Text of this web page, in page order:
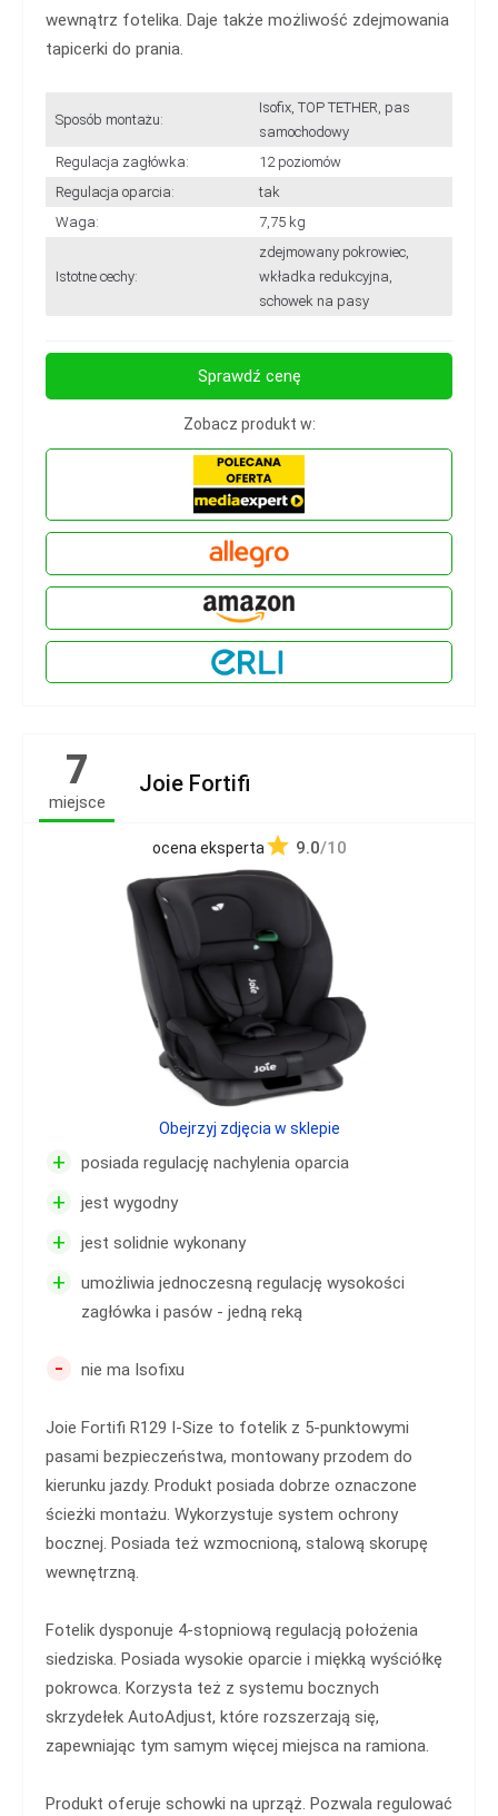
wewnątrz fotelika. Daje także możliwość zdejmowania
tapicerki do prania.
Sposób montażu:
Isofix, TOP TETHER, pas
samochodowy
Regulacja zagłówka:
12 poziomów
Regulacja oparcia:
tak
Waga:
7,75 kg
Istotne cechy:
zdejmowany pokrowiec,
wkładka redukcyjna,
schowek na pasy
Sprawdź cenę
Zobacz produkt w:
7
miejsce
Joie Fortifi
ocena eksperta 9.0/10
+ posiada regulację nachylenia oparcia
+ jest wygodny
+ jest solidnie wykonany
+
umożliwia jednoczesną regulację wysokości
zagłówka i pasów - jedną reką
- nie ma Isofixu
Joie Fortifi R129 I-Size to fotelik z 5-punktowymi
pasami bezpieczeństwa, montowany przodem do
kierunku jazdy. Produkt posiada dobrze oznaczone
ścieżki montażu. Wykorzystuje system ochrony
bocznej. Posiada też wzmocnioną, stalową skorupę
wewnętrzną.
Fotelik dysponuje 4-stopniową regulacją położenia
siedziska. Posiada wysokie oparcie i miękką wyściółkę
pokrowca. Korzysta też z systemu bocznych
skrzydełek AutoAdjust, które rozszerzają się,
zapewniając tym samym więcej miejsca na ramiona.
Produkt oferuje schowki na uprząż. Pozwala regulować
Obejrzyj zdjęcia w sklepie